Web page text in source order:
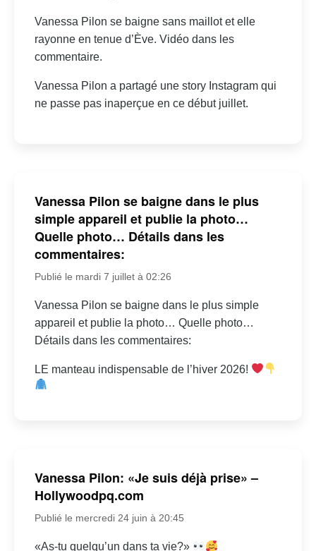
Vanessa Pilon se baigne sans maillot et elle
rayonne en tenue d’Ève. Vidéo dans les
commentaire.
Vanessa Pilon a partagé une story Instagram qui
ne passe pas inaperçue en ce début juillet.
Vanessa Pilon se baigne dans le plus
simple appareil et publie la photo…
Quelle photo… Détails dans les
commentaires:
Publié le mardi 7 juillet à 02:26
Vanessa Pilon se baigne dans le plus simple
appareil et publie la photo… Quelle photo…
Détails dans les commentaires:
LE manteau indispensable de l’hiver 2026!
Vanessa Pilon: «Je suis déjà prise» –
Hollywoodpq.com
Publié le mercredi 24 juin à 20:45
«As-tu quelqu’un dans ta vie?»